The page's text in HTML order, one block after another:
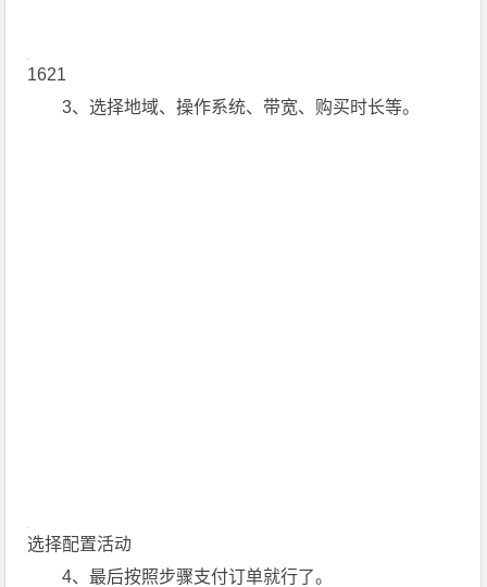
1621
3、选择地域、操作系统、带宽、购买时长等。
选择配置活动
4、最后按照步骤支付订单就行了。